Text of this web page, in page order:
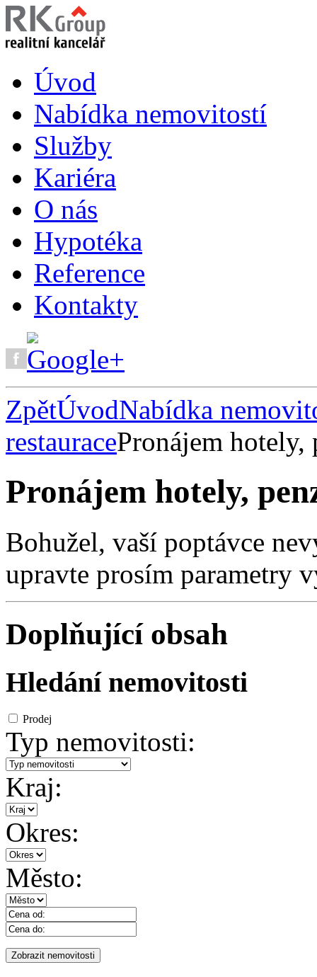
Úvod
Nabídka nemovitostí
Služby
Kariéra
O nás
Hypotéka
Reference
Kontakty
ZpětÚvodNabídka
restauracePronájem hotely,
Pronájem hotely,
Bohužel, vaší poptávce
upravte prosím parametry
Doplňující obsah
Hledání nemovitosti
Prodej
Typ nemovitosti:
Kraj:
Okres:
Město: